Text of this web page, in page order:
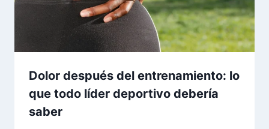
Dolor después del entrenamiento: lo
que todo líder deportivo debería
saber